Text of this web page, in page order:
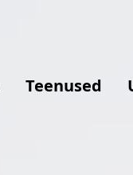
Teenused